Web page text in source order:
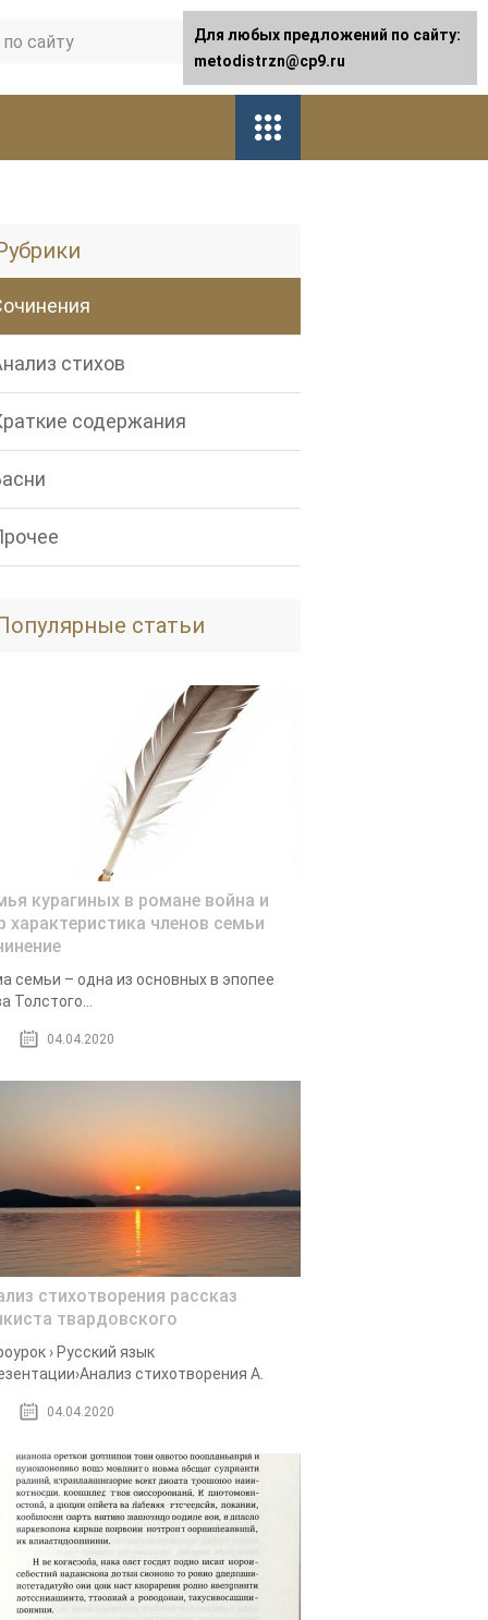
стихов
содержания
статьи
курагиных в романе война и
характеристика членов семьи
семьи – одна из основных в эпопее
Толстого...
04.04.2020
стихотворения рассказ
твардовского
› Русский язык
стихотворения А.
04.04.2020
Для любых предложений по сайту:
metodistrzn@cp9.ru